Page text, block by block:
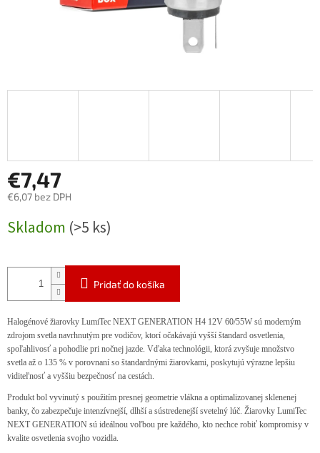
€7,47
€6,07 bez DPH
cena:
Skladom (>5 ks)
Pridať do košíka
Halogénové žiarovky LumiTec NEXT GENERATION H4 12V 60/55W sú moderným
zdrojom svetla navrhnutým pre vodičov, ktorí očakávajú vyšší štandard osvetlenia,
spoľahlivosť a pohodlie pri nočnej jazde. Vďaka technológii, ktorá zvyšuje množstvo
svetla až o 135 % v porovnaní so štandardnými žiarovkami, poskytujú výrazne lepšiu
viditeľnosť a vyššiu bezpečnosť na cestách.
Produkt bol vyvinutý s použitím presnej geometrie vlákna a optimalizovanej sklenenej
banky, čo zabezpečuje intenzívnejší, dlhší a sústredenejší svetelný lúč. Žiarovky LumiTec
NEXT GENERATION sú ideálnou voľbou pre každého, kto nechce robiť kompromisy v
kvalite osvetlenia svojho vozidla.